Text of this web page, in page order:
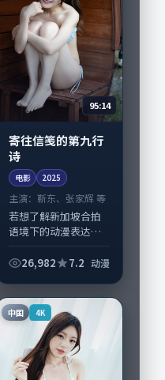
95:14
寄往信笺的第九行
诗
电影 2025
主演：靳东、张家辉 等
若想了解新加坡合拍
语境下的动漫表达，
诗》值得关注：剧情
张家辉与配角群戏并
重。影片2025年...
26,982 7.2 动漫
中国 4K